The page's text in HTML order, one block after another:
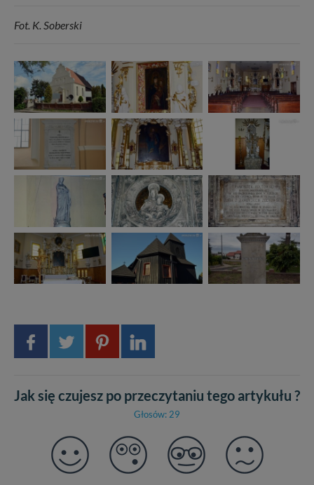
Fot. K. Soberski
Jak się czujesz po przeczytaniu tego artykułu ?
Głosów: 29